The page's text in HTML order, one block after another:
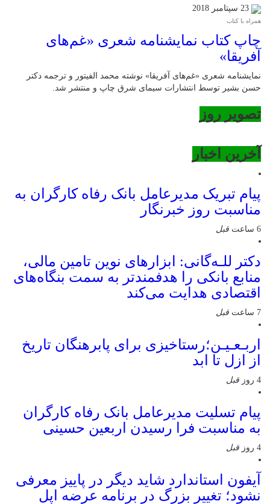
23 سپتامبر 2018
همراه با کتاب
چاپ کتاب نمایشنامه شعر‌ی «غم‌های
آفریقا»
نمایشنامه شعر‌ی «غم‌های آفریقا» نوشته محمد الفیتور و ترجمه دکتر
حسن بشیر توسط انتشارات سیمای شرق چاپ و منتشر شد.
تصویر روز
آخرین اخبار
پیام تبریک مدیرعامل بانک رفاه کارگران به
مناسبت روز خبرنگار
6 ساعت قبل
دکتر للـه‌گانی: ابزارهای نوین تامین مالی،
منابع بانکی را هدفمندتر به سمت بنگاه‌های
اقتصادی هدایت می‌کند
7 ساعت قبل
اربـعـیـن؛رستاخیزی برای پابرهنگان تاریخ
از ازل تا ابد
4 روز قبل
پیام تسلیت مدیرعامل بانک رفاه کارگران
به مناسبت فرا رسیدن اربعین حسینی
4 روز قبل
آیفون استاندارد شاید دیگر در پاییز معرفی
نشود؛ تغییر بزرگ در برنامه عرضه اپل